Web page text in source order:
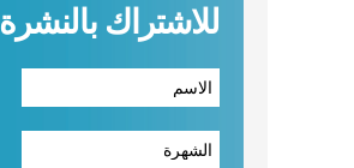
للاشتراك بالنشرة